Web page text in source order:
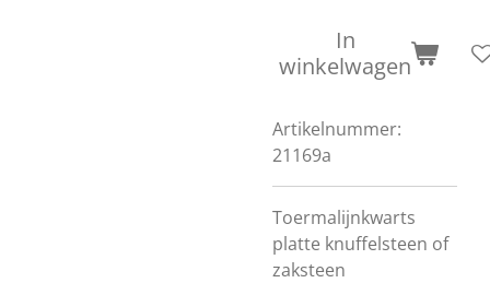
In
winkelwagen
Artikelnummer:
21169a
Toermalijnkwarts
platte knuffelsteen of
zaksteen